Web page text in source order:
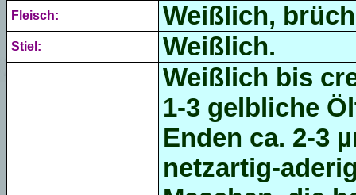
Fleisch: Weißlich,
Stiel: Weißlich.
Weißlich bis
1-3 gelbliche
Enden ca. 2-3
netzartig-